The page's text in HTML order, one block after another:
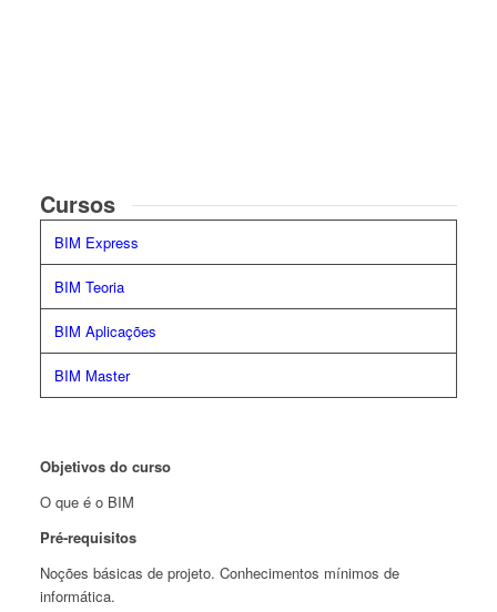
Cursos
BIM Express
BIM Teoria
BIM Aplicações
BIM Master
Objetivos do curso
O que é o BIM
Pré-requisitos
Noções básicas de projeto. Conhecimentos mínimos de
informática.